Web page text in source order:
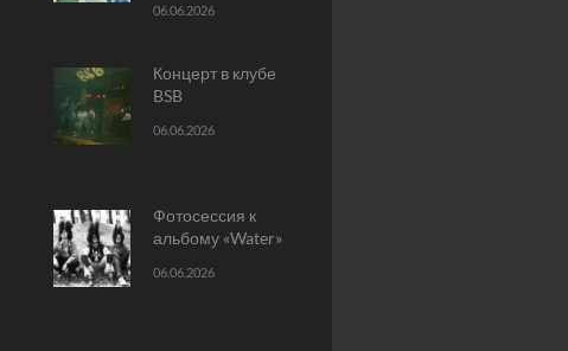
06.06.2026
Концерт в клубе
BSB
06.06.2026
Фотосессия к
альбому «Water»
06.06.2026